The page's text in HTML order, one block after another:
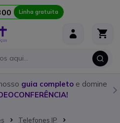
Linha gratuita
guia completoe domine
Telefones IP